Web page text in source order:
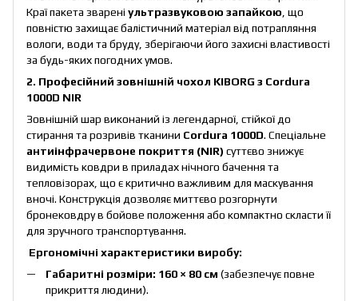
Краї пакета зварені ультразвуковою запайкою , що
повністю захищає балістичний матеріал від потрапляння
вологи, води та бруду, зберігаючи його захисні властивості
за будь-яких погодних умов.
2. Професійний зовнішній чохол KIBORG з Cordura
1000D NIR
Зовнішній шар виконаний із легендарної, стійкої до
стирання та розривів тканини Cordura 1000D. Спеціальне
антиінфрачервоне покриття (NIR) суттєво знижує
видимість ковдри в приладах нічного бачення та
тепловізорах, що є критично важливим для маскування
вночі. Конструкція дозволяє миттєво розгорнути
бронековдру в бойове положення або компактно скласти її
для зручного транспортування.
Ергономічні характеристики виробу:
Габаритні розміри: 160 × 80 см (забезпечує повне
прикриття людини).